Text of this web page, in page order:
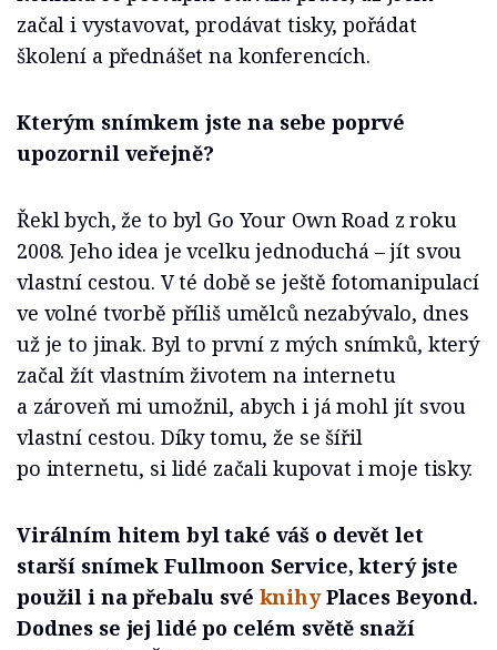
začal i vystavovat, prodávat tisky, pořádat
školení a přednášet na konferencích.
Kterým snímkem jste na sebe poprvé
upozornil veřejně?
Řekl bych, že to byl Go Your Own Road z roku
2008. Jeho idea je vcelku jednoduchá – jít svou
vlastní cestou. V té době se ještě fotomanipulací
ve volné tvorbě příliš umělců nezabývalo, dnes
už je to jinak. Byl to první z mých snímků, který
začal žít vlastním životem na internetu
a zároveň mi umožnil, abych i já mohl jít svou
vlastní cestou. Díky tomu, že se šířil
po internetu, si lidé začali kupovat i moje tisky.
Virálním hitem byl také váš o devět let
starší snímek Fullmoon Service, který jste
použil i na přebalu své knihyPlaces Beyond.
Dodnes se jej lidé po celém světě snaží